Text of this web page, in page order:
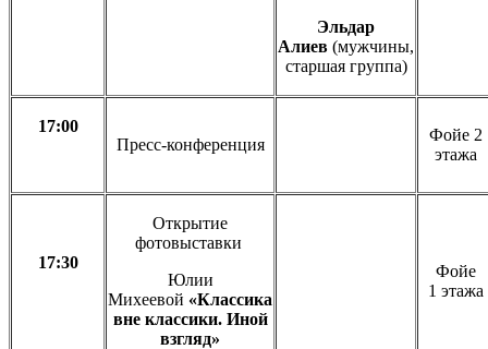
Эльдар
Алиев (мужчины,
старшая группа)
17:00
Пресс-конференция
Фойе 2
этажа
17:30
Открытие
фотовыставки
Юлии
Михеевой «Классика
вне классики. Иной
взгляд»
Фойе
1 этажа